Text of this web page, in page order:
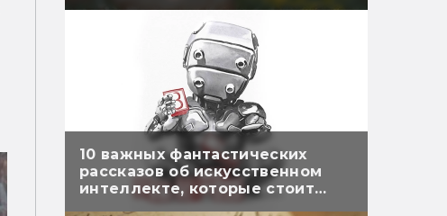
10 важных фантастических
рассказов об искусственном
интеллекте, которые стоит
читать и сегодня